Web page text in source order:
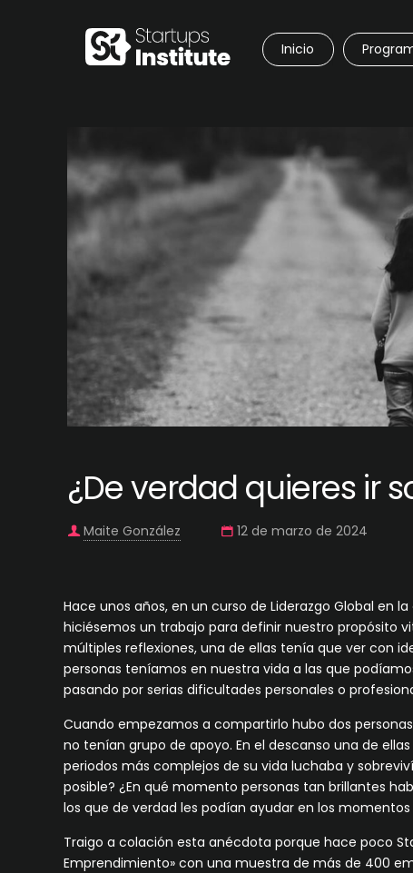
Inicio
¿De verdad quieres ir
Maite González 12 de marzo de 2024
Hace unos años, en un curso de Liderazgo Global en
hiciésemos un trabajo para definir nuestro propósito
múltiples reflexiones, una de ellas tenía que ver con
personas teníamos en nuestra vida a las que
pasando por serias dificultades personales o
Cuando empezamos a compartirlo hubo dos
no tenían grupo de apoyo. En el descanso una de
periodos más complejos de su vida luchaba y
posible? ¿En qué momento personas tan brillantes
los que de verdad les podían ayudar en los
Traigo a colación esta anécdota porque hace poco
Emprendimiento» con una muestra de más de 400